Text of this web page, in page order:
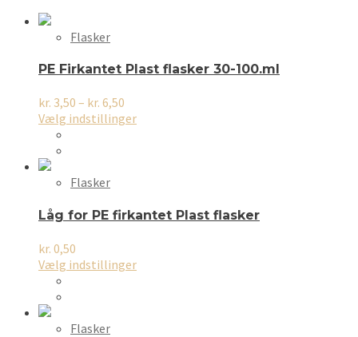
Flasker
PE Firkantet Plast flasker 30-100.ml
kr. 3,50 – kr. 6,50
kr. 3,50
Vælg indstillingerDette
kan
varesiden
Flasker
Låg for PE firkantet Plast flasker
kr. 0,50
Vælg indstillingerDette
Flasker